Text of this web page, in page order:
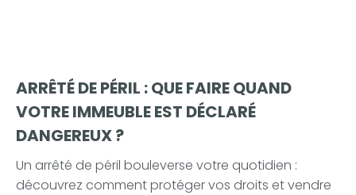
ARRÊTÉ DE PÉRIL : QUE FAIRE QUAND
VOTRE IMMEUBLE EST DÉCLARÉ
DANGEREUX ?
Un arrêté de péril bouleverse votre quotidien :
découvrez comment protéger vos droits et vendre